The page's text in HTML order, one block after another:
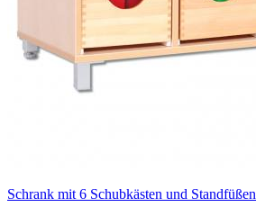
Schrank mit 6 Schubkästen und Standfüßen